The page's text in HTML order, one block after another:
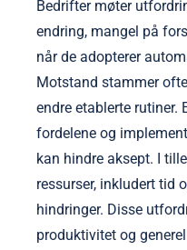
Bedrifter møter
endring, mangel på
når de adopterer
Motstand stammer
endre etablerte rutiner.
fordelene og
kan hindre aksept. I
ressurser, inkludert tid
hindringer. Disse
produktivitet og